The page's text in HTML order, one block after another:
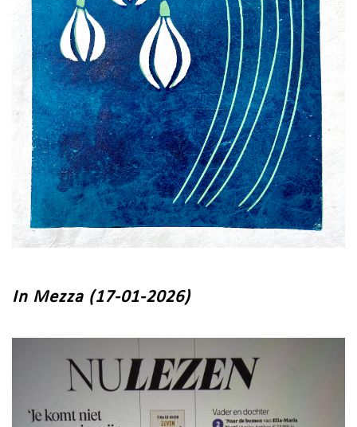
In Mezza (17-01-2026)